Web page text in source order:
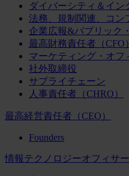
ダイバーシティ＆イン
法務、規制関連、コン
企業広報&パブリック
最高財務責任者（CFO）
マーケティング・オフ
社外取締役
サプライチェーン
人事責任者（CHRO）
最高経営責任者（CEO）
Founders
情報テクノロジーオフィサー